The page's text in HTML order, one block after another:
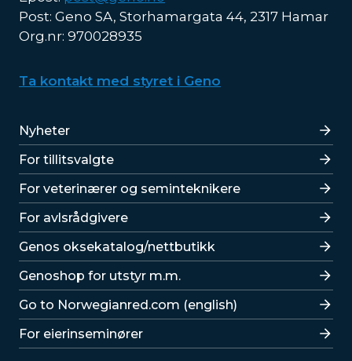
Post: Geno SA, Storhamargata 44, 2317 Hamar
Org.nr: 970028935
Ta kontakt med styret i Geno
Lenker
Nyheter
For tillitsvalgte
For veterinærer og seminteknikere
For avlsrådgivere
Lenker
Genos oksekatalog/nettbutikk
Genoshop for utstyr m.m.
Go to Norwegianred.com (english)
For eierinseminører